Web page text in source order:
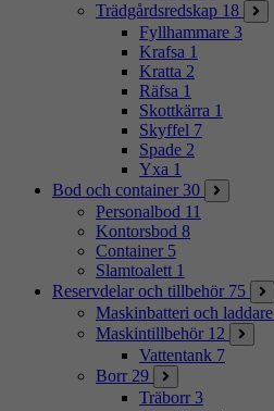
Trädgårdsredskap 18
Fyllhammare 3
Krafsa 1
Kratta 2
Räfsa 1
Skottkärra 1
Skyffel 7
Spade 2
Yxa 1
Bod och container 30
Personalbod 11
Kontorsbod 8
Container 5
Slamtoalett 1
Reservdelar och tillbehör 75
Maskinbatteri och laddare
Maskintillbehör 12
Vattentank 7
Borr 29
Träborr 3